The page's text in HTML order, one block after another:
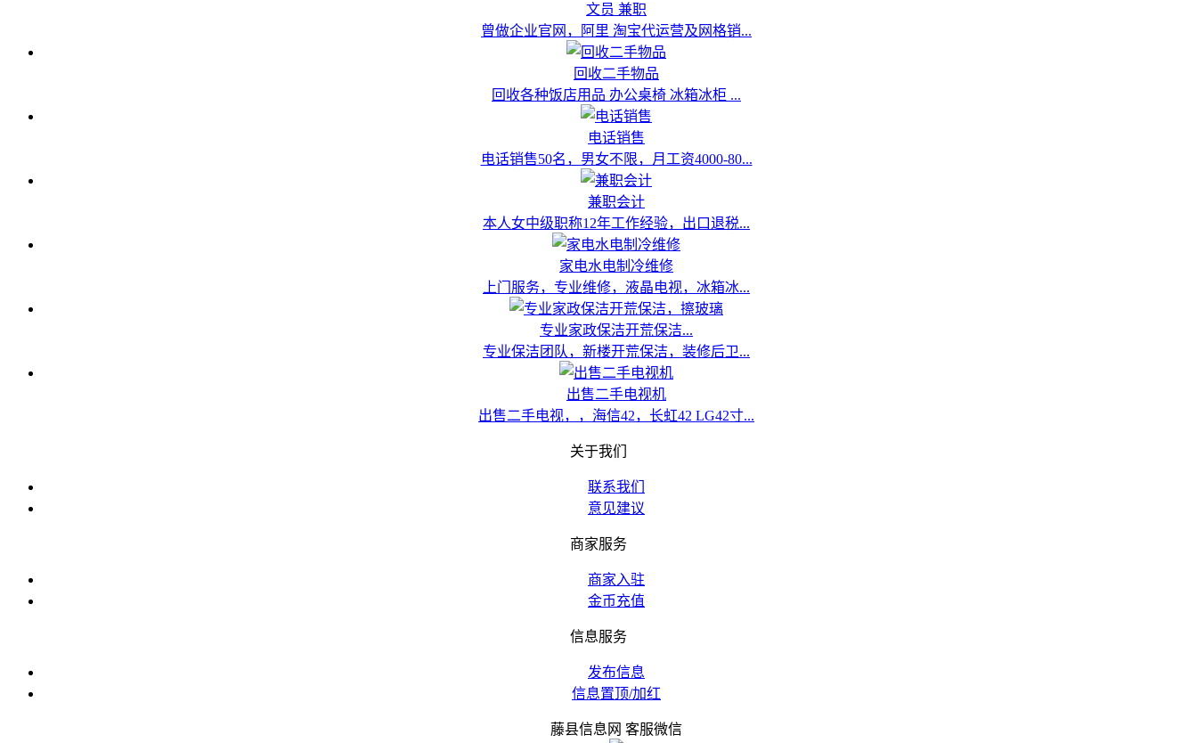
文员 兼职
曾做企业官网，阿里 淘宝代运营及网格销...
回收二手物品
回收各种饭店用品 办公桌椅 冰箱冰柜 ...
电话销售
电话销售50名，男女不限，月工资4000-80...
兼职会计
本人女中级职称12年工作经验，出口退税...
家电水电制冷维修
上门服务，专业维修，液晶电视，冰箱冰...
专业家政保洁开荒保洁...
专业保洁团队，新楼开荒保洁，装修后卫...
出售二手电视机
出售二手电视，，海信42，长虹42 LG42寸...
关于我们
联系我们
意见建议
商家服务
商家入驻
金币充值
信息服务
发布信息
信息置顶/加红
藤县信息网 客服微信